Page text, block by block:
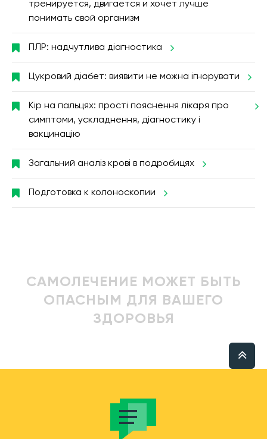
тренируется, двигается и хочет лучше
понимать свой организм
ПЛР: надчутлива діагностика
Цукровий діабет: виявити не можна ігнорувати
Кір на пальцях: прості пояснення лікаря про
симптоми, ускладнення, діагностику і
вакцинацію
Загальний аналіз крові в подробицях
Подготовка к колоноскопии
САМОЛЕЧЕНИЕ МОЖЕТ БЫТЬ
ОПАСНЫМ ДЛЯ ВАШЕГО
ЗДОРОВЬЯ